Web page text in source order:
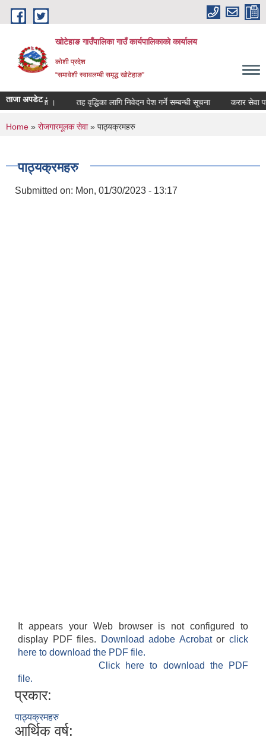
Skip to main content
खोटेहाङ गाउँपालिका गाउँ कार्यपालिकाको कार्यालय
कोशी प्रदेश
“समावेशी स्वावलम्बी समृद्ध खोटेहाङ”
ताजा अपडेट :
सूचना । तह वृद्धिका लागि निवेदन पेश गर्ने सम्बन्धी सूचना करार सेवा पदपूर्ती
You are here
Home » रोजगारमूलक सेवा» पाठ्यक्रमहरु
पाठ्यक्रमहरु
Submitted on: Mon, 01/30/2023 - 13:17
It appears your Web browser is not configured to
display PDF files.
Download adobe Acrobatorclick
here to download the PDF file.
Click here to download the PDF
file.
प्रकार:
पाठ्यक्रमहरु
आर्थिक वर्ष: